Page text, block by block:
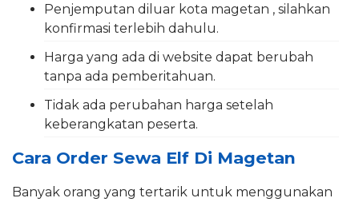
Penjemputan diluar kota magetan , silahkan
konfirmasi terlebih dahulu.
Harga yang ada di website dapat berubah
tanpa ada pemberitahuan.
Tidak ada perubahan harga setelah
keberangkatan peserta.
Cara Order Sewa Elf Di Magetan
Banyak orang yang tertarik untuk menggunakan